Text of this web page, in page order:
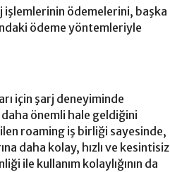
işlemlerinin ödemelerini, başka
ödeme yöntemleriyle
için şarj deneyiminde
daha önemli hale geldiğini
roaming iş birliği sayesinde,
daha kolay, hızlı ve kesintisiz
ile kullanım kolaylığının da